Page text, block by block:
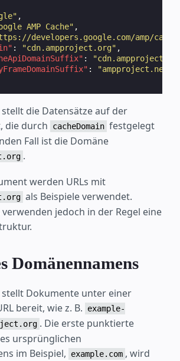
,
AMP Cache" ,
developers.google.com/amp/
: "cdn.ampproject.org" ,
:
:
"ampproject.net"
stellt die Datensätze auf der
die durch
cacheDomain festgelegt
Fall ist die Domäne
.
werden URLs mit
als Beispiele verwendet.
verwenden jedoch in der Regel eine
Domänennamens
stellt Dokumente unter einer
bereit, wie z. B.
example-
. Die erste punktierte
ursprünglichen
im Beispiel,
example.com , wird